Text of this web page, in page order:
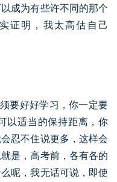
成为有些许不同的那个
证明，我太高估自己
要好好学习，你一定要
以适当的保持距离，你
忍不住说更多，这样会
是，高考前，各有各的
呢，我无话可说，即使